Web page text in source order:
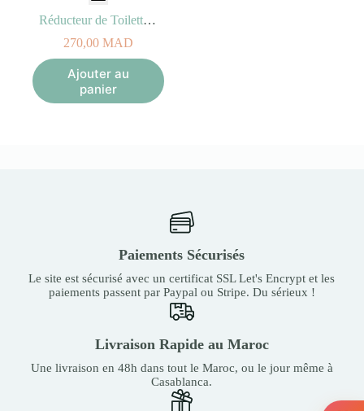
Réducteur de Toilette Vert avec Poignées (18M+)
270,00 MAD
Ajouter au
panier
Paiements Sécurisés
Le site est sécurisé avec un certificat SSL Let's Encrypt et les
paiements passent par Paypal ou Stripe. Du sérieux !
Livraison Rapide au Maroc
Une livraison en 48h dans tout le Maroc, ou le jour même à
Casablanca.